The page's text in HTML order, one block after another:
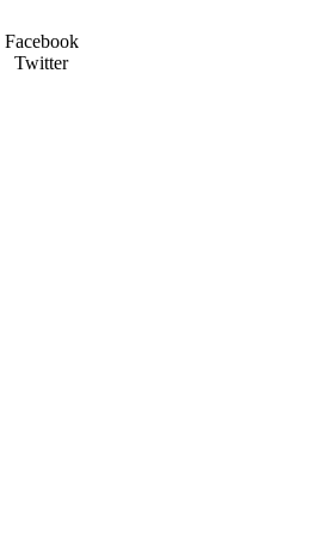
Facebook
Twitter